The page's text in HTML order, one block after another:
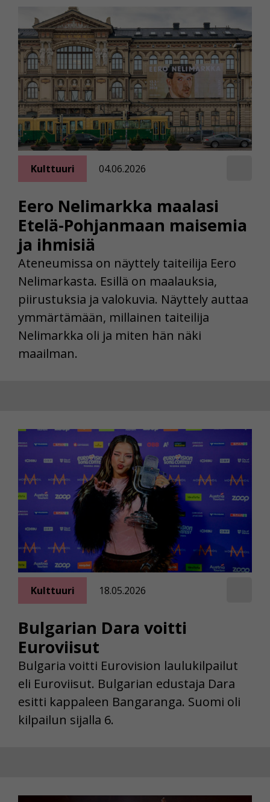
Eero Nelimarkka maalasi
Etelä-Pohjanmaan maisemia
ja ihmisiä
Kulttuuri 04.06.2026
Ateneumissa on näyttely taiteilija Eero
Nelimarkasta. Esillä on maalauksia,
piirustuksia ja valokuvia. Näyttely auttaa
ymmärtämään, millainen taiteilija
Nelimarkka oli ja miten hän näki
maailman.
Bulgarian Dara voitti
Euroviisut
Kulttuuri 18.05.2026
Bulgaria voitti Eurovision laulukilpailut
eli Euroviisut. Bulgarian edustaja Dara
esitti kappaleen Bangaranga. Suomi oli
kilpailun sijalla 6.